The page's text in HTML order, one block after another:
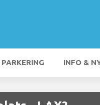
PARKERING INFO &